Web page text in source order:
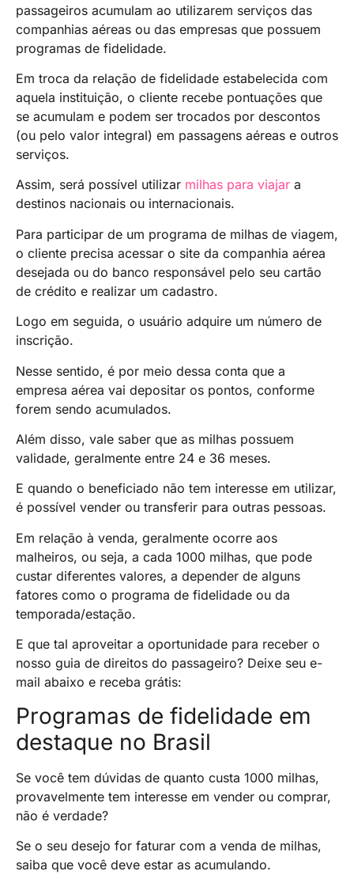
passageiros acumulam ao utilizarem serviços das
companhias aéreas ou das empresas que possuem
programas de fidelidade.
Em troca da relação de fidelidade estabelecida com
aquela instituição, o cliente recebe pontuações que
se acumulam e podem ser trocados por descontos
(ou pelo valor integral) em passagens aéreas e outros
serviços.
Assim, será possível utilizar milhas para viajar a
destinos nacionais ou internacionais.
Para participar de um programa de milhas de viagem,
o cliente precisa acessar o site da companhia aérea
desejada ou do banco responsável pelo seu cartão
de crédito e realizar um cadastro.
Logo em seguida, o usuário adquire um número de
inscrição.
Nesse sentido, é por meio dessa conta que a
empresa aérea vai depositar os pontos, conforme
forem sendo acumulados.
Além disso, vale saber que as milhas possuem
validade, geralmente entre 24 e 36 meses.
E quando o beneficiado não tem interesse em utilizar,
é possível vender ou transferir para outras pessoas.
Em relação à venda, geralmente ocorre aos
malheiros, ou seja, a cada 1000 milhas, que pode
custar diferentes valores, a depender de alguns
fatores como o programa de fidelidade ou da
temporada/estação.
E que tal aproveitar a oportunidade para receber o
nosso guia de direitos do passageiro? Deixe seu e-
mail abaixo e receba grátis:
Programas de fidelidade em
destaque no Brasil
Se você tem dúvidas de quanto custa 1000 milhas,
provavelmente tem interesse em vender ou comprar,
não é verdade?
Se o seu desejo for faturar com a venda de milhas,
saiba que você deve estar as acumulando.